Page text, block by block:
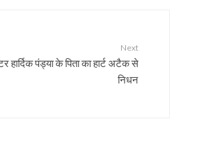
Next
हार्दिक पंड्या के पिता का हार्ट अटैक से
निधन